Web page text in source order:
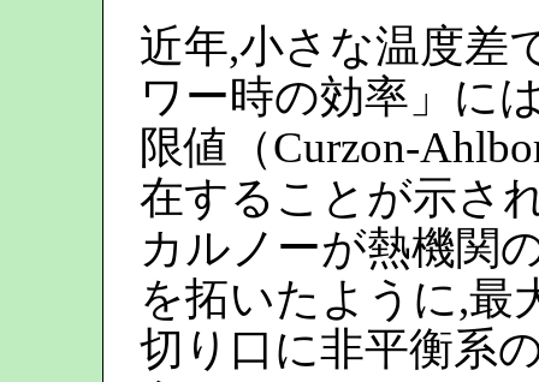
近年,小さな温度差
ワー時の効率」に
限値（Curzon-
在することが示さ
カルノーが熱機関
を拓いたように,最
切り口に非平衡系